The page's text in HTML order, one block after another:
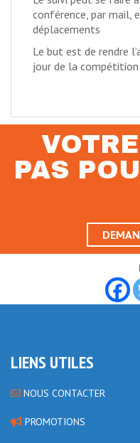
conférence, par mail,
déplacements
Le but est de rendre
jour de la compétition
PAS
LIENS UTILES
NOUS CONTACTER
PROMOTIONS